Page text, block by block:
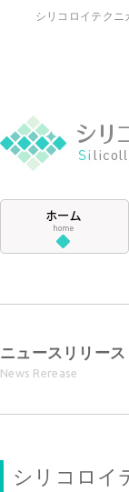
シリコロイテク
ニュースリリース
News Rerease
シリコロイ